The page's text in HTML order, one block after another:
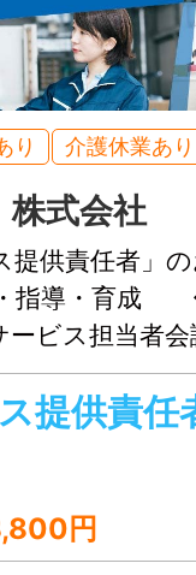
り 介護休業あり
式会社
ス提供責任者
指導・育成
ス担当者会
ン
ク ◇ケアカ
援助 など 実
）でしてい
きる為、残業
テムの処理
円